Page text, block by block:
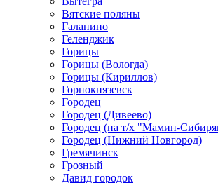
Вятские поляны
Галанино
Геленджик
Горицы
Горицы (Вологда)
Горицы (Кириллов)
Горнокнязевск
Городец
Городец (Дивеево)
Городец (на т/х "Мамин-
Городец (Нижний Новгород)
Гремячинск
Грозный
Давид городок